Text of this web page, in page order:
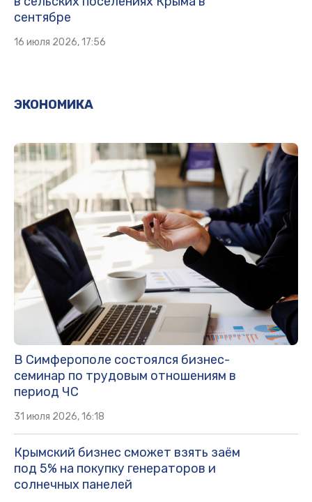
сентябре
16 июля 2026, 17:56
ЭКОНОМИКА
В Симферополе состоялся бизнес-
семинар по трудовым отношениям в
период ЧС
31 июля 2026, 16:18
Крымский бизнес сможет взять заём
под 5% на покупку генераторов и
солнечных панелей